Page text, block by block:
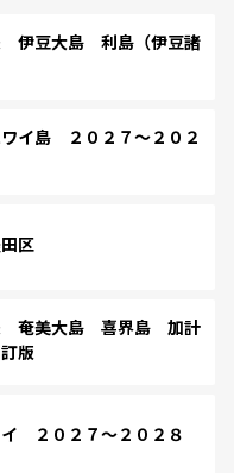
豆大島 利島（伊豆諸
イ島 ２０２７～２０２
区
奄美大島 喜界島 加計
版
２０２７～２０２８